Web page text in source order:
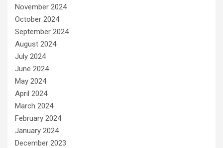
November 2024
October 2024
September 2024
August 2024
July 2024
June 2024
May 2024
April 2024
March 2024
February 2024
January 2024
December 2023